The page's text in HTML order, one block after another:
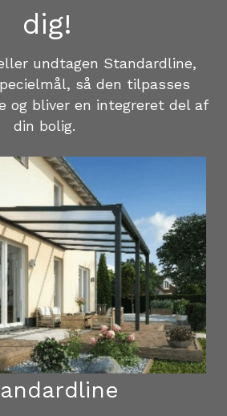
dig!
undtagen Standardline,
så den tilpasses
og bliver en integreret del af
din bolig.